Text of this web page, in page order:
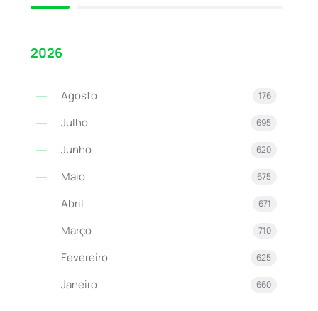
2026
Agosto 176
Julho 695
Junho 620
Maio 675
Abril 671
Março 710
Fevereiro 625
Janeiro 660